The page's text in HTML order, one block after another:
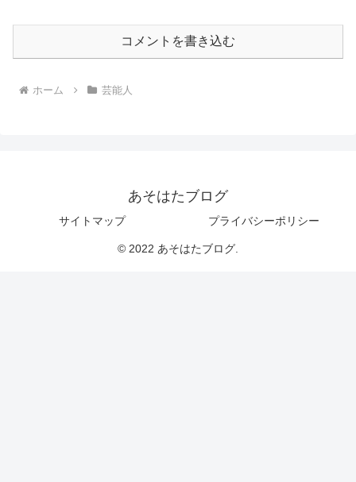
コメントを書き込む
ホーム 芸能人
あそはたブログ
サイトマップ プライバシーポリシー
© 2022 あそはたブログ.